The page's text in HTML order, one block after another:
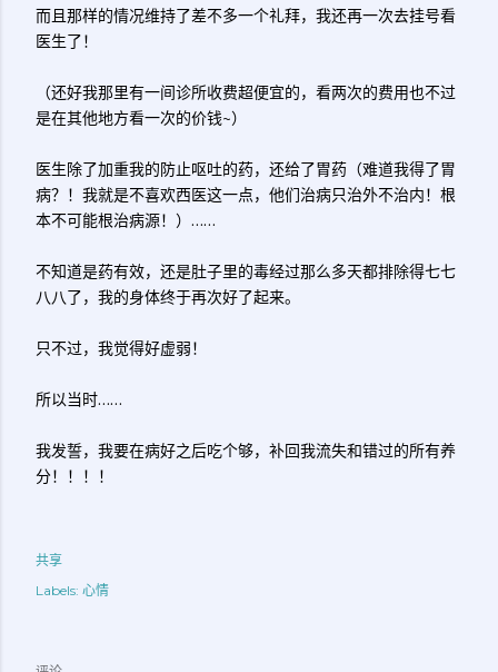
而且那样的情况维持了差不多一个礼拜，我还再一次去挂号看
医生了！
（还好我那里有一间诊所收费超便宜的，看两次的费用也不过
是在其他地方看一次的价钱~）
医生除了加重我的防止呕吐的药，还给了胃药（难道我得了胃
病？！我就是不喜欢西医这一点，他们治病只治外不治内！根
本不可能根治病源！）……
不知道是药有效，还是肚子里的毒经过那么多天都排除得七七
八八了，我的身体终于再次好了起来。
只不过，我觉得好虚弱！
所以当时……
我发誓，我要在病好之后吃个够，补回我流失和错过的所有养
分！！！！
共享
Labels: 心情